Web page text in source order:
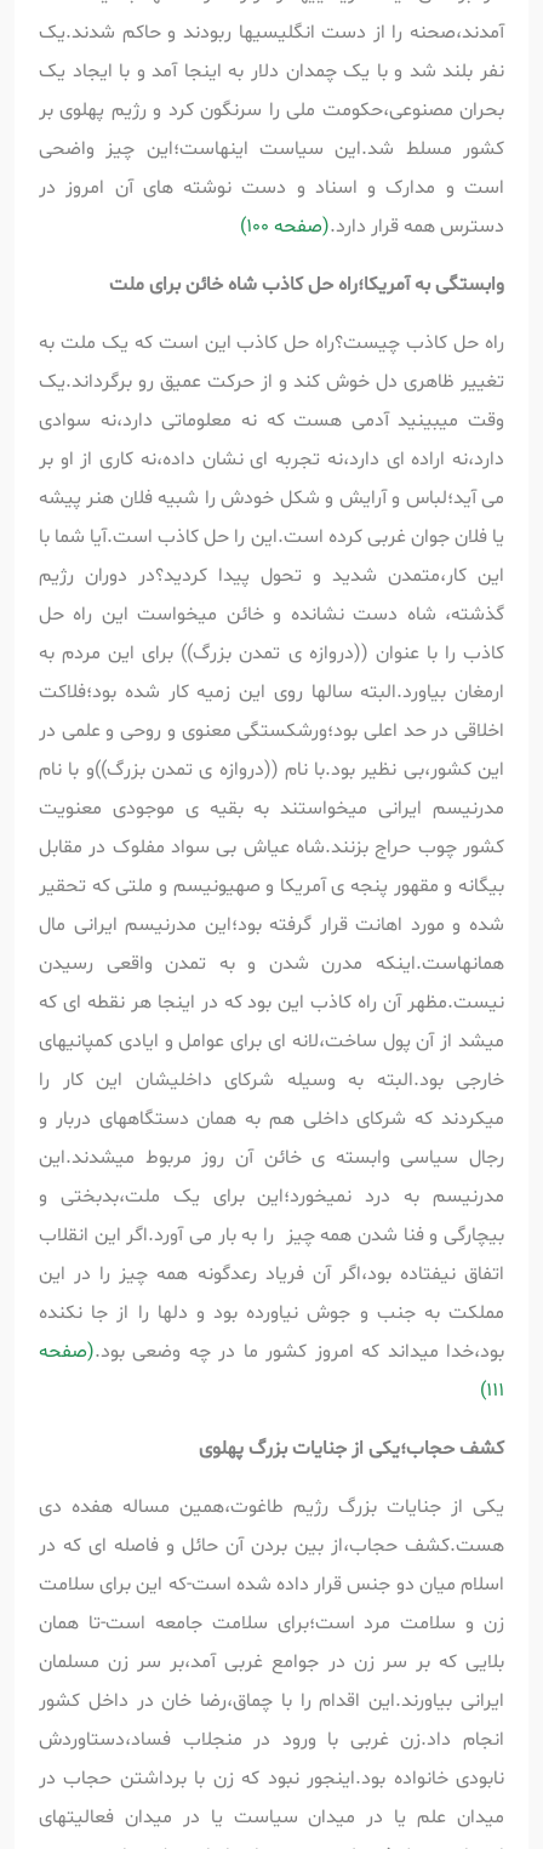
آمدند،صحنه را از دست انگلیسیها ربودند و حاکم شدند.یک
نفر بلند شد و با یک چمدان دلار به اینجا آمد و با ایجاد یک
بحران مصنوعی،حکومت ملی را سرنگون کرد و رژیم پهلوی بر
کشور مسلط شد.این سیاست اینهاست؛این چیز واضحی
است و مدارک و اسناد و دست نوشته های آن امروز در
دسترس همه قرار دارد.(صفحه 100)
وابستگی به آمریکا؛راه حل کاذب شاه خائن برای ملت
راه حل کاذب چیست؟راه حل کاذب این است که یک ملت به
تغییر ظاهری دل خوش کند و از حرکت عمیق رو برگرداند.یک
وقت میبینید آدمی هست که نه معلوماتی دارد،نه سوادی
دارد،نه اراده ای دارد،نه تجربه ای نشان داده،نه کاری از او بر
می آید؛لباس و آرایش و شکل خودش را شبیه فلان هنر پیشه
یا فلان جوان غربی کرده است.این را حل کاذب است.آیا شما با
این کار،متمدن شدید و تحول پیدا کردید؟در دوران رژیم
گذشته، شاه دست نشانده و خائن میخواست این راه حل
کاذب را با عنوان ((دروازه ی تمدن بزرگ)) برای این مردم به
ارمغان بیاورد.البته سالها روی این زمیه کار شده بود؛فلاکت
اخلاقی در حد اعلی بود؛ورشکستگی معنوی و روحی و علمی در
این کشور،بی نظیر بود.با نام ((دروازه ی تمدن بزرگ))و با نام
مدرنیسم ایرانی میخواستند به بقیه ی موجودی معنویت
کشور چوب حراج بزنند.شاه عیاش بی سواد مفلوک در مقابل
بیگانه و مقهور پنجه ی آمریکا و صهیونیسم و ملتی که تحقیر
شده و مورد اهانت قرار گرفته بود؛این مدرنیسم ایرانی مال
همانهاست.اینکه مدرن شدن و به تمدن واقعی رسیدن
نیست.مظهر آن راه کاذب این بود که در اینجا هر نقطه ای که
میشد از آن پول ساخت،لانه ای برای عوامل و ایادی کمپانیهای
خارجی بود.البته به وسیله شرکای داخلیشان این کار را
میکردند که شرکای داخلی هم به همان دستگاههای دربار و
رجال سیاسی وابسته ی خائن آن روز مربوط میشدند.این
مدرنیسم به درد نمیخورد؛این برای یک ملت،بدبختی و
بیچارگی و فنا شدن همه چیز را به بار می آورد.اگر این انقلاب
اتفاق نیفتاده بود،اگر آن فریاد رعدگونه همه چیز را در این
مملکت به جنب و جوش نیاورده بود و دلها را از جا نکنده
بود،خدا میداند که امروز کشور ما در چه وضعی بود.(صفحه
111)
کشف حجاب؛یکی از جنایات بزرگ پهلوی
یکی از جنایات بزرگ رژیم طاغوت،همین مساله هفده دی
هست.کشف حجاب،از بین بردن آن حائل و فاصله ای که در
اسلام میان دو جنس قرار داده شده است-که این برای سلامت
زن و سلامت مرد است؛برای سلامت جامعه است-تا همان
بلایی که بر سر زن در جوامع غربی آمد،بر سر زن مسلمان
ایرانی بیاورند.این اقدام را با چماق،رضا خان در داخل کشور
انجام داد.زن غربی با ورود در منجلاب فساد،دستاوردش
نابودی خانواده بود.اینجور نبود که زن با برداشتن حجاب در
میدان علم یا در میدان سیاست یا در میدان فعالیتهای